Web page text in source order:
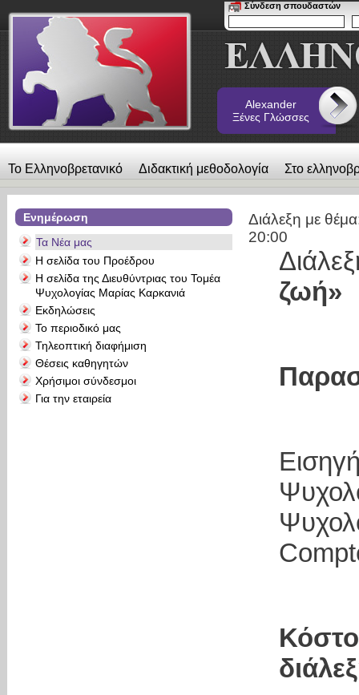
Σύνδεση σπουδαστών
Alexander
Ξένες Γλώσσες
Το Ελληνοβρετανικό Διδακτική μεθοδολογία Στο
λεύκωμα Επικοινωνία Alexander Ξένες Γλώσσες
Ενημέρωση
Τα Νέα μας
Η σελίδα του Προέδρου
Η σελίδα της Διευθύντριας του Τομέα
Ψυχολογίας Μαρίας Καρκανιά
Εκδηλώσεις
Το περιοδικό μας
Τηλεοπτική διαφήμιση
Θέσεις καθηγητών
Χρήσιμοι σύνδεσμοι
Για την εταιρεία
Διάλεξη με
20:00
ζωή»